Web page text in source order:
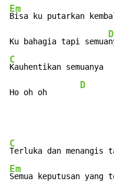
Em
Bisa ku putarkan
Ku bahagia tapi semua
D
C
Kauhentikan
Ho oh oh
D
C
Em